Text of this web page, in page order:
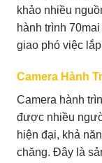
khảo nhiều
hành trình
giao phó việc
Camera Hành
Camera hành
được nhiều
hiện đại, khả
chăng. Đây là